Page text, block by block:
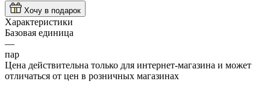
Хочу в подарок
Характеристики
Базовая единица
—
пар
Цена действительна только для интернет-магазина и может
отличаться от цен в розничных магазинах